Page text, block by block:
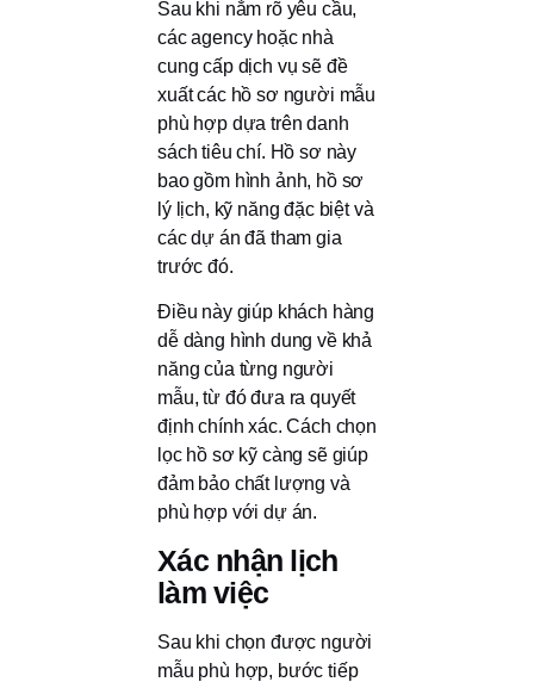
Sau khi nắm rõ yêu cầu,
các agency hoặc nhà
cung cấp dịch vụ sẽ đề
xuất các hồ sơ người mẫu
phù hợp dựa trên danh
sách tiêu chí. Hồ sơ này
bao gồm hình ảnh, hồ sơ
lý lịch, kỹ năng đặc biệt và
các dự án đã tham gia
trước đó.
Điều này giúp khách hàng
dễ dàng hình dung về khả
năng của từng người
mẫu, từ đó đưa ra quyết
định chính xác. Cách chọn
lọc hồ sơ kỹ càng sẽ giúp
đảm bảo chất lượng và
phù hợp với dự án.
Xác nhận lịch
làm việc
Sau khi chọn được người
mẫu phù hợp, bước tiếp